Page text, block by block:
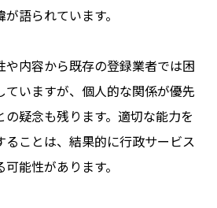
語られています。
や内容から既存の登録業者では困
ていますが、個人的な関係が優先
の疑念も残ります。適切な能力を
ることは、結果的に行政サービス
能性があります。